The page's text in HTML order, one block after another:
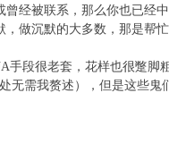
经被联系，那么你也已经
做沉默的大多数，那是帮
手段很老套，花样也很蹩脚
无需我赘述），但是这些